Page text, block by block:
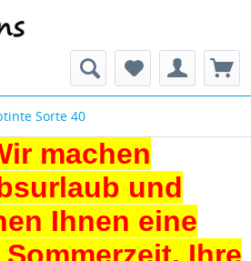
Sorte 40
machen
und
Ihnen eine